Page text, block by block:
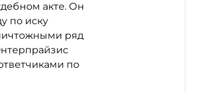
акте. Он
по иску
ряд
по